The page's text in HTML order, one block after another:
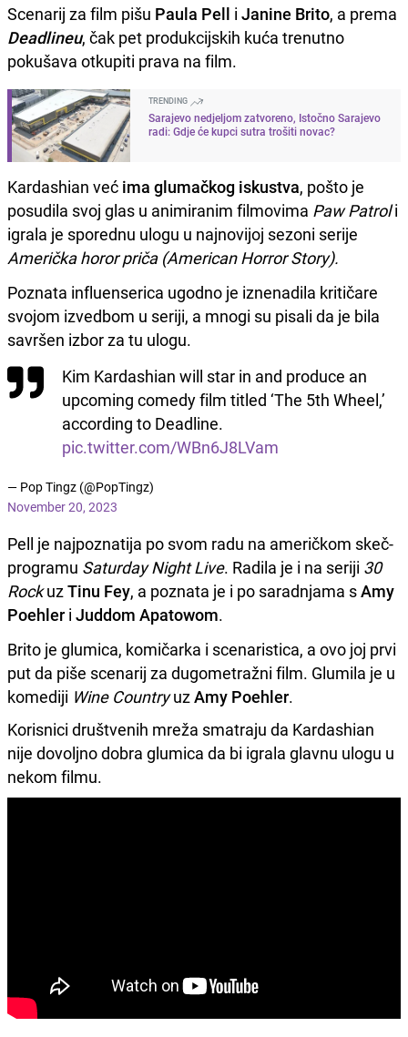
Scenarij za film pišu Paula Pell i Janine Brito, a prema
Deadlineu, čak pet produkcijskih kuća trenutno
pokušava otkupiti prava na film.
TRENDING
Sarajevo nedjeljom zatvoreno, Istočno Sarajevo
radi: Gdje će kupci sutra trošiti novac?
Kardashian već ima glumačkog iskustva, pošto je
posudila svoj glas u animiranim filmovima Paw Patroli
igrala je sporednu ulogu u najnovijoj sezoni serije
Američka horor priča (American Horror Story).
Poznata influenserica ugodno je iznenadila kritičare
svojom izvedbom u seriji, a mnogi su pisali da je bila
savršen izbor za tu ulogu.
Kim Kardashian will star in and produce an
upcoming comedy film titled ‘The 5th Wheel,’
according to Deadline.
pic.twitter.com/WBn6J8LVam
— Pop Tingz (@PopTingz)
November 20, 2023
Pell je najpoznatija po svom radu na američkom skeč-
programu Saturday Night Live. Radila je i na seriji 30
RockuzTinu Fey, a poznata je i po saradnjama sAmy
Poehler i Juddom Apatowom.
Brito je glumica, komičarka i scenaristica, a ovo joj prvi
put da piše scenarij za dugometražni film. Glumila je u
komediji Wine CountryuzAmy Poehler.
Korisnici društvenih mreža smatraju da Kardashian
nije dovoljno dobra glumica da bi igrala glavnu ulogu u
nekom filmu.